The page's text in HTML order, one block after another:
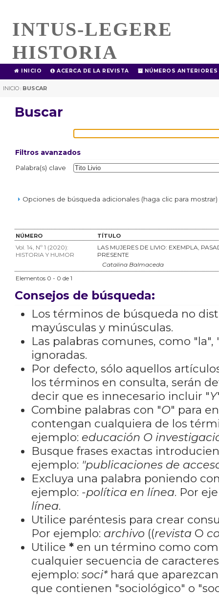
INTUS-LEGERE
HISTORIA
INICIO ACERCA DE LA REVISTA NÚMEROS ANTERIORES
INICIO | BUSCAR
Buscar
Filtros avanzados
Palabra(s) clave
Opciones de búsqueda adicionales (haga clic para mostrar)
NÚMERO TÍTULO
Vol. 14, Nº 1 (2020):
HISTORIA Y HUMOR
LAS MUJERES DE LIVIO: EXEMPLA,
PRESENTE
Catalina Balmaceda
Elementos 0 - 0 de 1
Consejos de búsqueda:
Los términos de búsqueda no
mayúsculas y minúsculas.
Las palabras comunes, como "la",
ignoradas.
Por defecto, sólo aquellos
los términos en consulta, serán
decir que es innecesario incluir "Y
Combine palabras con "O" para
contengan cualquiera de los
ejemplo: educación O
Busque frases exactas
ejemplo: "publicaciones de
Excluya una palabra poniendo
ejemplo: -política en línea. Por
línea.
Utilice paréntesis para crear
Por ejemplo: archivo ((revista O
Utilice *en un término como
cualquier secuencia de
ejemplo: soci*hará que
que contienen "sociológico" o